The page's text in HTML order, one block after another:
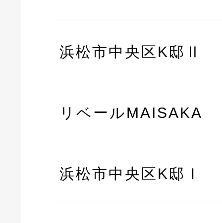
浜松市中央区K邸Ⅱ
リベールMAISAKA
浜松市中央区K邸Ⅰ